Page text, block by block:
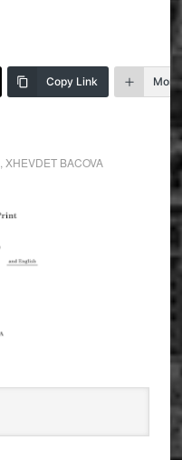
Copy Link More
XHEVDET BACOVA